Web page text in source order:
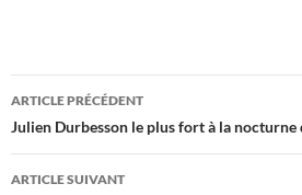
Navigation
des
articles
ARTICLE PRÉCÉDENT
Julien Durbesson le plus fort à la nocturne
ARTICLE SUIVANT